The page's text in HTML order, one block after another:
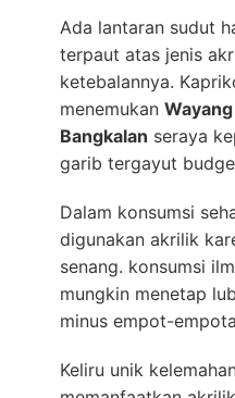
Ada lantaran sudut
terpaut atas jenis
ketebalannya.
menemukan
Bangkalan seraya
garib tergayut
Dalam konsumsi
digunakan akrilik
senang. konsumsi
mungkin menetap
minus empot-
Keliru unik